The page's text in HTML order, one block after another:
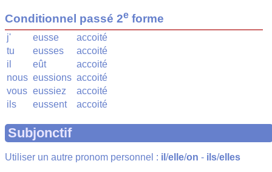
Conditionnel passé 2e forme
j' eusse
accoité
tu
eusses
accoité
il
eût
accoité
nous eussions accoité
vous eussiez
accoité
ils
eussent accoité
Subjonctif
Utiliser un autre pronom personnel : il /elle/on - ils/elles